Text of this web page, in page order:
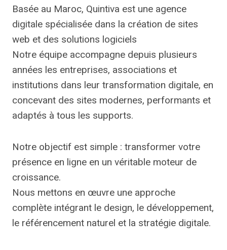
Basée au Maroc, Quintiva est une agence
digitale spécialisée dans la création de sites
web et des solutions logiciels
Notre équipe accompagne depuis plusieurs
années les entreprises, associations et
institutions dans leur transformation digitale, en
concevant des sites modernes, performants et
adaptés à tous les supports.
Notre objectif est simple : transformer votre
présence en ligne en un véritable moteur de
croissance.
Nous mettons en œuvre une approche
complète intégrant le design, le développement,
le référencement naturel et la stratégie digitale.